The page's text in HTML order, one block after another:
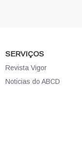
SERVIÇOS
Revista Vigor
Noticias do ABCD